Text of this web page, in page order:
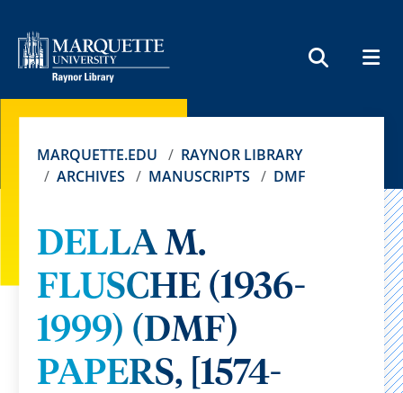
MARQUETTE.EDU
RAYNOR LIBRARY
ARCHIVES
MANUSCRIPTS DMF
DELLA M.
FLUSCHE (1936-
1999) (DMF)
PAPERS, [1574-